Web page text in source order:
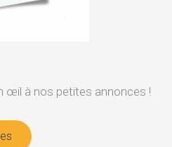
œil à nos petites annonces !